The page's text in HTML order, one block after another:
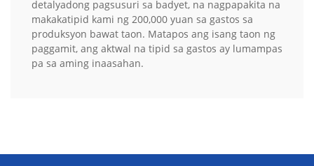
detalyadong pagsusuri sa badyet, na nagpapakita na
makakatipid kami ng 200,000 yuan sa gastos sa
produksyon bawat taon. Matapos ang isang taon ng
paggamit, ang aktwal na tipid sa gastos ay lumampas
pa sa aming inaasahan.